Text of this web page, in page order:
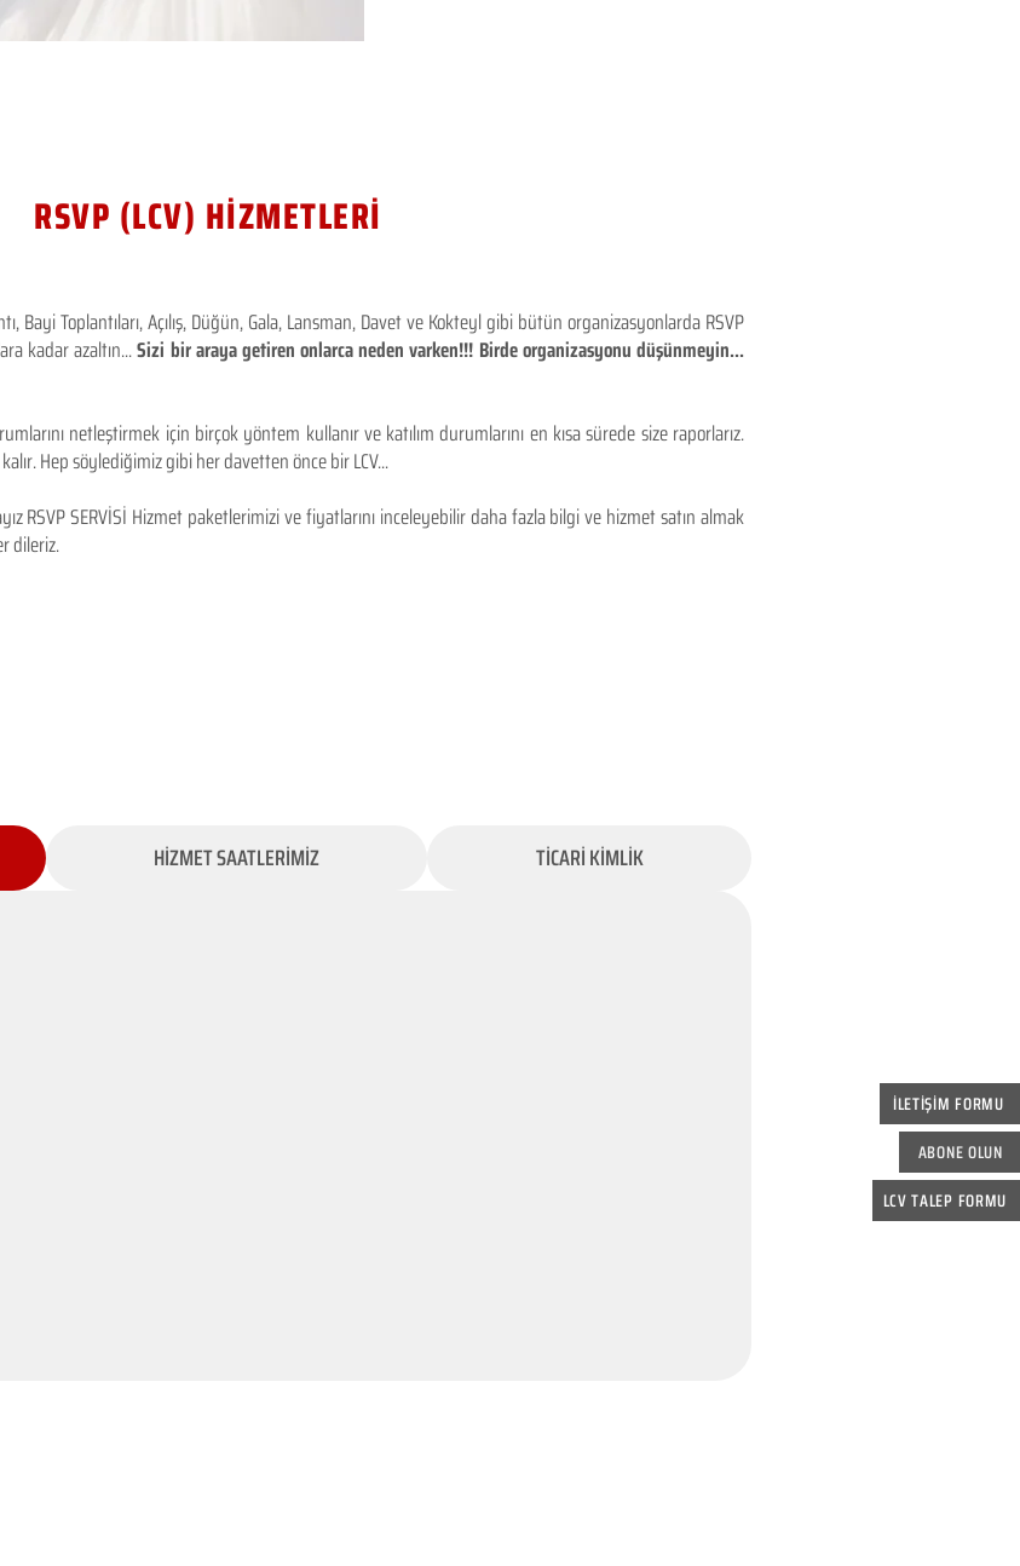
İLETİŞİM FORMU
ABONE OLUN
LCV TALEP FORMU
RSVP (LCV) HİZMETLERİ
Bayi Toplantıları, Açılış, Düğün, Gala, Lansman, Davet ve Kokteyl gibi bütün organizasyonlarda RSVP
kadar azaltın...Sizi bir araya getiren onlarca neden varken!!! Birde organizasyonu düşünmeyin...
netleştirmek için birçok yöntem kullanır ve katılım durumlarını en kısa sürede size raporlarız.
Hep söylediğimiz gibi her davetten önce bir LCV...
RSVP SERVİSİ Hizmet paketlerimizi ve fiyatlarını inceleyebilir daha fazla bilgi ve hizmet satın almak
dileriz.
HİZMET SAATLERİMİZ TİCARİ KİMLİK